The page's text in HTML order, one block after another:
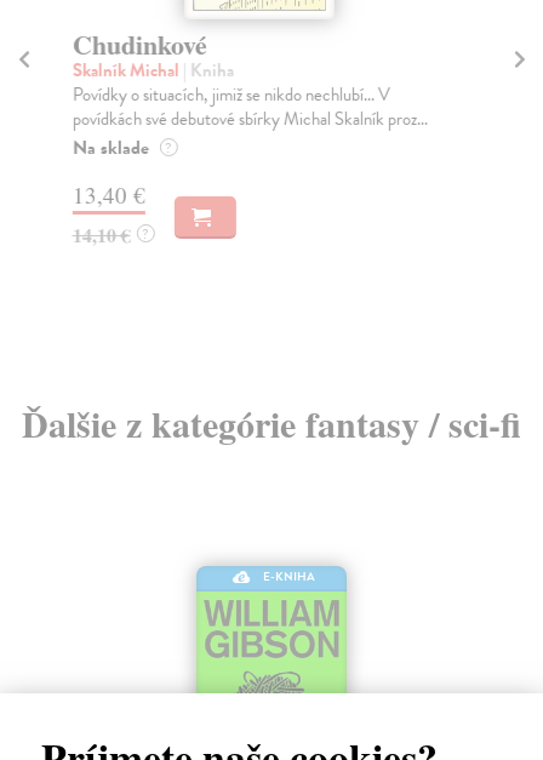
Chudinkové
Skalník Michal | Kniha
Povídky o situacích, jimiž se nikdo nechlubí... V
povídkách své debutové sbírky Michal Skalník proz...
Na sklade ?
13,40 €
14,10 € ?
Ďalšie z kategórie fantasy / sci-fi
E-KNIHA